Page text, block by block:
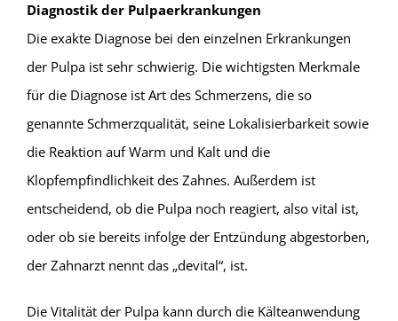
Diagnostik der Pulpaerkrankungen
Die exakte Diagnose bei den einzelnen Erkrankungen
der Pulpa ist sehr schwierig. Die wichtigsten Merkmale
für die Diagnose ist Art des Schmerzens, die so
genannte Schmerzqualität, seine Lokalisierbarkeit sowie
die Reaktion auf Warm und Kalt und die
Klopfempfindlichkeit des Zahnes. Außerdem ist
entscheidend, ob die Pulpa noch reagiert, also vital ist,
oder ob sie bereits infolge der Entzündung abgestorben,
der Zahnarzt nennt das „devital“, ist.
Die Vitalität der Pulpa kann durch die Kälteanwendung